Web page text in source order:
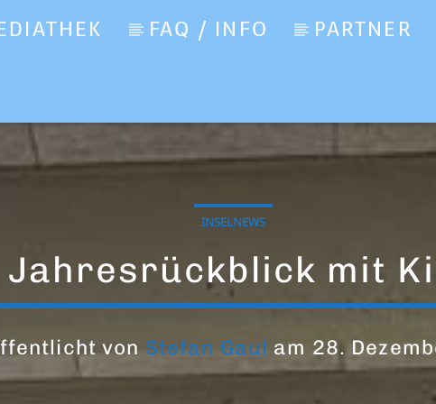
FAQ / INFO PARTNER
INSELNEWS
Jahresrückblick mit
von Stefan Gaul am 28.